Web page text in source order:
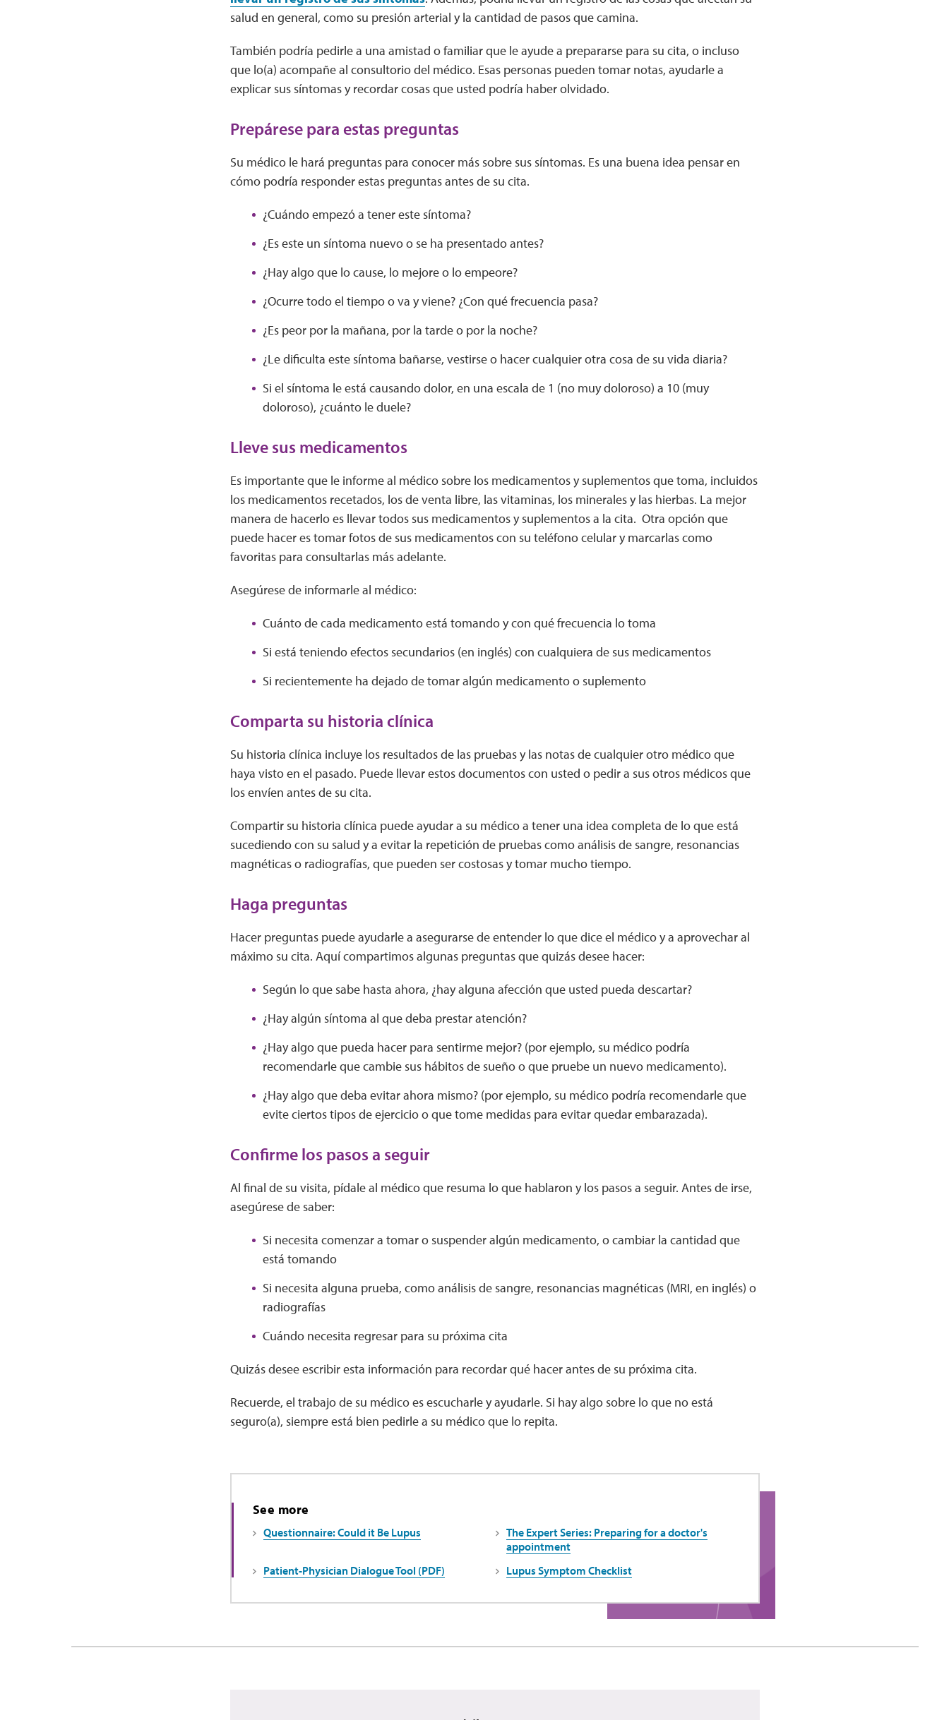
salud en general, como su presión arterial y la cantidad de pasos que camina.
También podría pedirle a una amistad o familiar que le ayude a prepararse para su cita, o incluso
que lo(a) acompañe al consultorio del médico. Esas personas pueden tomar notas, ayudarle a
explicar sus síntomas y recordar cosas que usted podría haber olvidado.
Prepárese para estas preguntas
Su médico le hará preguntas para conocer más sobre sus síntomas. Es una buena idea pensar en
cómo podría responder estas preguntas antes de su cita.
¿Cuándo empezó a tener este síntoma?
¿Es este un síntoma nuevo o se ha presentado antes?
¿Hay algo que lo cause, lo mejore o lo empeore?
¿Ocurre todo el tiempo o va y viene? ¿Con qué frecuencia pasa?
¿Es peor por la mañana, por la tarde o por la noche?
¿Le dificulta este síntoma bañarse, vestirse o hacer cualquier otra cosa de su vida diaria?
Si el síntoma le está causando dolor, en una escala de 1 (no muy doloroso) a 10 (muy
doloroso), ¿cuánto le duele?
Lleve sus medicamentos
Es importante que le informe al médico sobre los medicamentos y suplementos que toma, incluidos
los medicamentos recetados, los de venta libre, las vitaminas, los minerales y las hierbas. La mejor
manera de hacerlo es llevar todos sus medicamentos y suplementos a la cita. Otra opción que
puede hacer es tomar fotos de sus medicamentos con su teléfono celular y marcarlas como
favoritas para consultarlas más adelante.
Asegúrese de informarle al médico:
Cuánto de cada medicamento está tomando y con qué frecuencia lo toma
Si está teniendo efectos secundarios (en inglés) con cualquiera de sus medicamentos
Si recientemente ha dejado de tomar algún medicamento o suplemento
Comparta su historia clínica
Su historia clínica incluye los resultados de las pruebas y las notas de cualquier otro médico que
haya visto en el pasado. Puede llevar estos documentos con usted o pedir a sus otros médicos que
los envíen antes de su cita.
Compartir su historia clínica puede ayudar a su médico a tener una idea completa de lo que está
sucediendo con su salud y a evitar la repetición de pruebas como análisis de sangre, resonancias
magnéticas o radiografías, que pueden ser costosas y tomar mucho tiempo.
Haga preguntas
Hacer preguntas puede ayudarle a asegurarse de entender lo que dice el médico y a aprovechar al
máximo su cita. Aquí compartimos algunas preguntas que quizás desee hacer:
Según lo que sabe hasta ahora, ¿hay alguna afección que usted pueda descartar?
¿Hay algún síntoma al que deba prestar atención?
¿Hay algo que pueda hacer para sentirme mejor? (por ejemplo, su médico podría
recomendarle que cambie sus hábitos de sueño o que pruebe un nuevo medicamento).
¿Hay algo que deba evitar ahora mismo? (por ejemplo, su médico podría recomendarle que
evite ciertos tipos de ejercicio o que tome medidas para evitar quedar embarazada).
Confirme los pasos a seguir
Al final de su visita, pídale al médico que resuma lo que hablaron y los pasos a seguir. Antes de irse,
asegúrese de saber:
Si necesita comenzar a tomar o suspender algún medicamento, o cambiar la cantidad que
está tomando
Si necesita alguna prueba, como análisis de sangre, resonancias magnéticas (MRI, en inglés) o
radiografías
Cuándo necesita regresar para su próxima cita
Quizás desee escribir esta información para recordar qué hacer antes de su próxima cita.
Recuerde, el trabajo de su médico es escucharle y ayudarle. Si hay algo sobre lo que no está
seguro(a), siempre está bien pedirle a su médico que lo repita.
See more
Questionnaire: Could it Be Lupus
The Expert Series: Preparing for a doctor's
appointment
Patient-Physician Dialogue Tool (PDF)
Lupus Symptom Checklist